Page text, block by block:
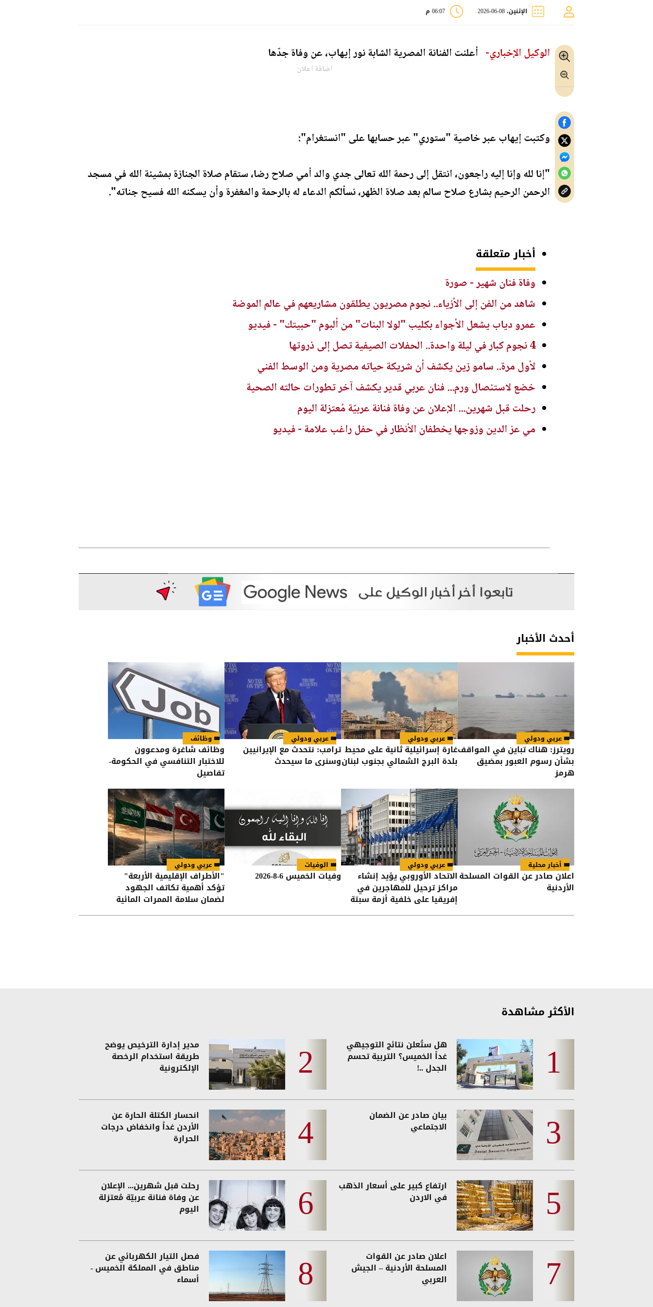
الإثنين، 08-06-2026 06:07 م
الوكيل الإخباري- أعلنت الفنانة المصرية الشابة نور إيهاب، عن وفاة جدّها
اضافة اعلان
وكتبت إيهاب عبر خاصية "ستوري" عبر حسابها على "انستغرام":
"إنا لله وإنا إليه راجعون، انتقل إلى رحمة الله تعالى جدي والد أمي صلاح رضا، ستقام صلاة الجنازة بمشيئة الله في مسجد
الرحمن الرحيم بشارع صلاح سالم بعد صلاة الظهر، نسألكم الدعاء له بالرحمة والمغفرة وأن يسكنه الله فسيح جناته".
أخبار متعلقة
وفاة فنان شهير - صورة
شاهد من الفن إلى الأزياء.. نجوم مصريون يطلقون مشاريعهم في عالم الموضة
عمرو دياب يشعل الأجواء بكليب "لولا البنات" من ألبوم "حبيتك" - فيديو
4 نجوم كبار في ليلة واحدة.. الحفلات الصيفية تصل إلى ذروتها
لأول مرة.. سامو زين يكشف أن شريكة حياته مصرية ومن الوسط الفني
خضع لاستئصال ورم... فنان عربي قدير يكشف آخر تطورات حالته الصحية
رحلت قبل شهرين... الإعلان عن وفاة فنانة عربيّة مُعتزلة اليوم
مي عز الدين وزوجها يخطفان الأنظار في حفل راغب علامة - فيديو
أحدث الأخبار
عربي ودولي
رويترز: هناك تباين في المواقف
بشأن رسوم العبور بمضيق
هرمز
عربي ودولي
غارة إسرائيلية ثانية على محيط
بلدة البرج الشمالي بجنوب لبنان
عربي ودولي
ترامب: نتحدث مع الإيرانيين
وسنرى ما سيحدث
وظائف
وظائف شاغرة ومدعوون
للاختبار التنافسي في الحكومة-
تفاصيل
أخبار محلية
اعلان صادر عن القوات المسلحة
الأردنية
عربي ودولي
الاتحاد الأوروبي يؤيد إنشاء
مراكز ترحيل للمهاجرين في
إفريقيا على خلفية أزمة سبتة
الوفيات
وفيات الخميس 6-8-2026
عربي ودولي
"الأطراف الإقليمية الأربعة"
تؤكد أهمية تكاتف الجهود
لضمان سلامة الممرات المائية
الأكثر مشاهدة
هل ستُعلن نتائج التوجيهي
غداً الخميس؟ التربية تحسم
الجدل ..!
مدير إدارة الترخيص يوضح
طريقة استخدام الرخصة
الإلكترونية
بيان صادر عن الضمان
الاجتماعي
انحسار الكتلة الحارة عن
الأردن غداً وانخفاض درجات
الحرارة
ارتفاع كبير على أسعار الذهب
في الاردن
رحلت قبل شهرين... الإعلان
عن وفاة فنانة عربيّة مُعتزلة
اليوم
اعلان صادر عن القوات
المسلحة الأردنية – الجيش
العربي
فصل التيار الكهربائي عن
مناطق في المملكة الخميس -
أسماء